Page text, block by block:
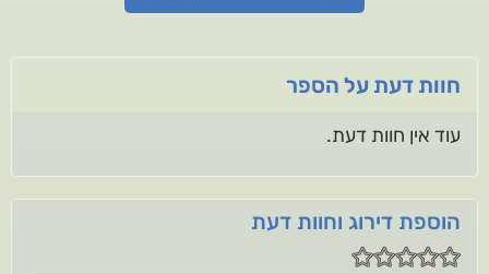
חוות דעת על הספר
עוד אין חוות דעת.
הוספת דירוג וחוות דעת